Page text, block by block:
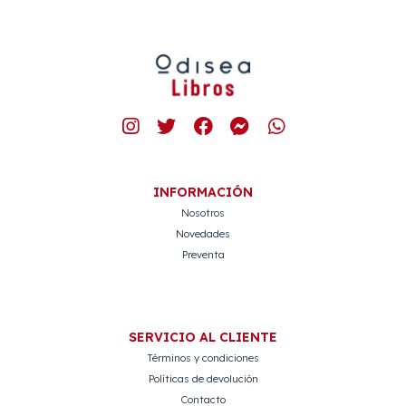
INFORMACIÓN
Nosotros
Novedades
Preventa
SERVICIO AL CLIENTE
Términos y condiciones
Políticas de devolución
Contacto